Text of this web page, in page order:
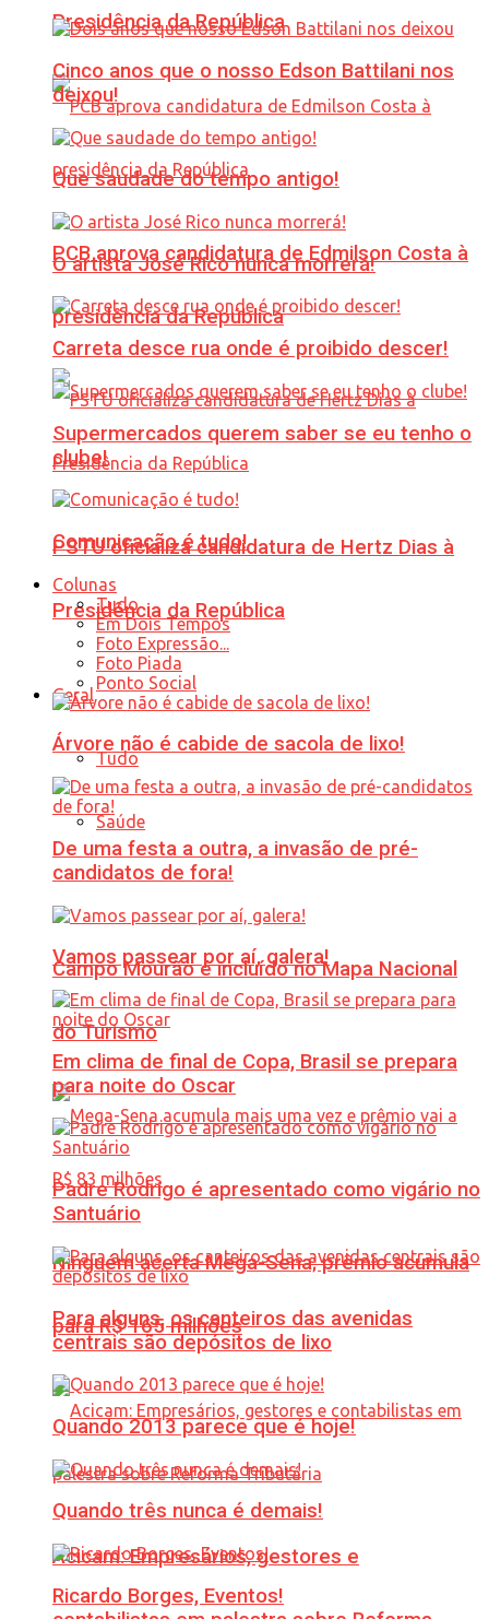
Presidência da República
PCB aprova candidatura de Edmilson Costa à
presidência da República
PSTU oficializa candidatura de Hertz Dias à
Presidência da República
Geral
Tudo
Saúde
Campo Mourão é incluído no Mapa Nacional
do Turismo
Ninguém acerta Mega-Sena; prêmio acumula
para R$ 165 milhões
Acicam: Empresários, gestores e
Cinco anos que o nosso Edson Battilani nos
deixou!
Que saudade do tempo antigo!
O artista José Rico nunca morrerá!
Carreta desce rua onde é proibido descer!
Supermercados querem saber se eu tenho o
clube!
Comunicação é tudo!
Colunas
Tudo
Em Dois Tempos
Foto Expressão...
Foto Piada
Ponto Social
Árvore não é cabide de sacola de lixo!
De uma festa a outra, a invasão de pré-
candidatos de fora!
Vamos passear por aí, galera!
Em clima de final de Copa, Brasil se prepara
para noite do Oscar
Padre Rodrigo é apresentado como vigário no
Santuário
Para alguns, os canteiros das avenidas
centrais são depósitos de lixo
Quando 2013 parece que é hoje!
Quando três nunca é demais!
Ricardo Borges, Eventos!